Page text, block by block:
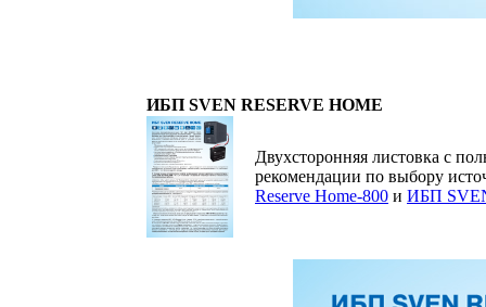
ИБП SVEN RESERVE HOME
Двухсторонняя листовка с
рекомендации по выбору
Reserve Home-800 и ИБП